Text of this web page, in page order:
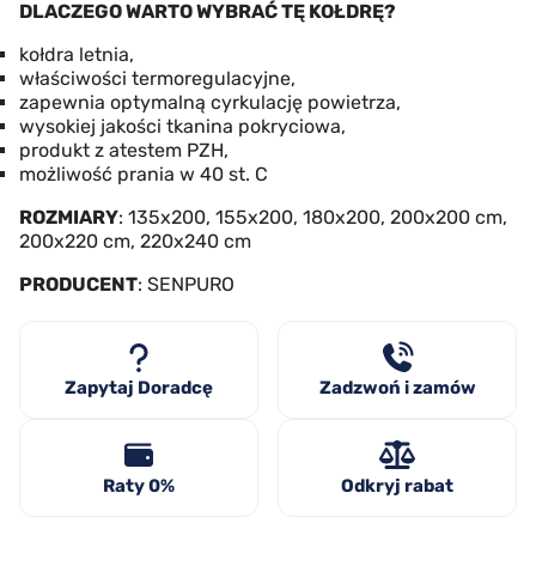
DLACZEGO WARTO WYBRAĆ TĘ KOŁDRĘ?
kołdra letnia,
właściwości termoregulacyjne,
zapewnia optymalną cyrkulację powietrza,
wysokiej jakości tkanina pokryciowa,
produkt z atestem PZH,
możliwość prania w 40 st. C
ROZMIARY: 135x200, 155x200, 180x200, 200x200 cm,
200x220 cm, 220x240 cm
PRODUCENT: SENPURO
Zapytaj Doradcę Zadzwoń i zamów
Raty 0% Odkryj rabat